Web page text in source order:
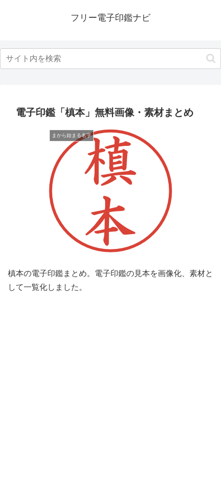
フリー電子印鑑ナビ
電子印鑑「槙本」無料画像・素材まとめ
まから始まる名字
槙本の電子印鑑まとめ。電子印鑑の見本を画像化、素材と
して一覧化しました。